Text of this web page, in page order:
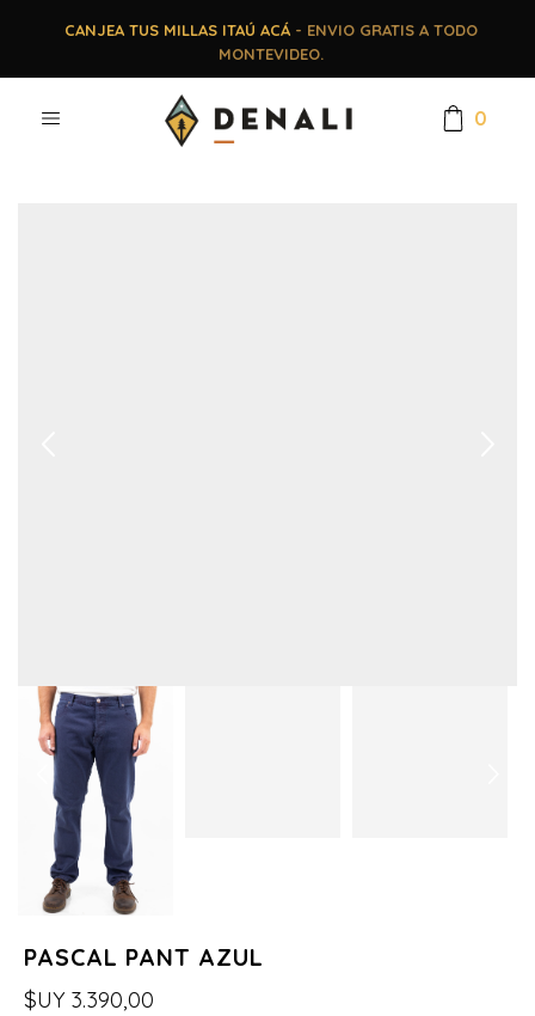
CANJEA TUS MILLAS ITAÚ ACÁ- ENVIO GRATIS A TODO
MONTEVIDEO.
0
PASCAL PANT AZUL
$UY 3.390,00